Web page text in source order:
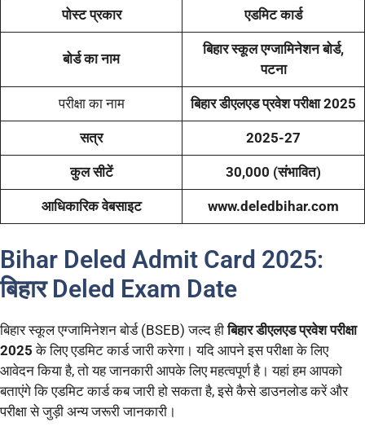
पोस्ट प्रकार एडमिट कार्ड
बोर्ड का नाम
बिहार स्कूल एग्जामिनेशन बोर्ड,
पटना
परीक्षा का नाम बिहार डीएलएड प्रवेश परीक्षा 2025
सत्र 2025-27
कुल सीटें 30,000 (संभावित)
आधिकारिक वेबसाइट www.deledbihar.com
Bihar Deled Admit Card 2025:
बिहार Deled Exam Date
बिहार स्कूल एग्जामिनेशन बोर्ड (BSEB) जल्द हीबिहार डीएलएड प्रवेश परीक्षा
2025 के लिए एडमिट कार्ड जारी करेगा। यदि आपने इस परीक्षा के लिए
आवेदन किया है, तो यह जानकारी आपके लिए महत्वपूर्ण है। यहां हम आपको
बताएंगे कि एडमिट कार्ड कब जारी हो सकता है, इसे कैसे डाउनलोड करें और
परीक्षा से जुड़ी अन्य जरूरी जानकारी।